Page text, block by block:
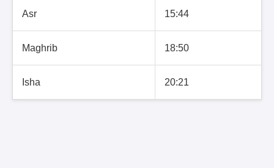
Asr 15:44
Maghrib 18:50
Isha 20:21